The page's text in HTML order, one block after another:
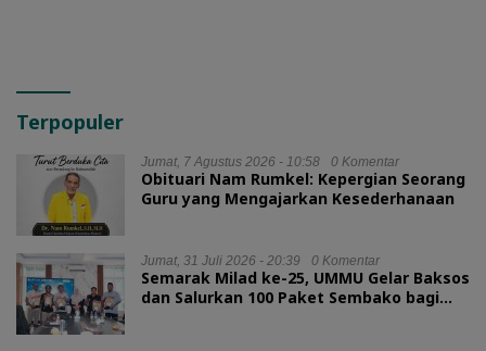
Terpopuler
Jumat, 7 Agustus 2026 - 10:58 0 Komentar
Obituari Nam Rumkel: Kepergian Seorang
Guru yang Mengajarkan Kesederhanaan
Jumat, 31 Juli 2026 - 20:39 0 Komentar
Semarak Milad ke-25, UMMU Gelar Baksos
dan Salurkan 100 Paket Sembako bagi